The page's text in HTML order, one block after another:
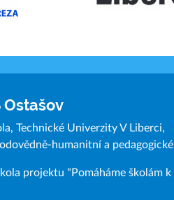
Ostašov
Technické Univerzity V Liberci,
humanitní a pedagogické
projektu "Pomáháme školám k